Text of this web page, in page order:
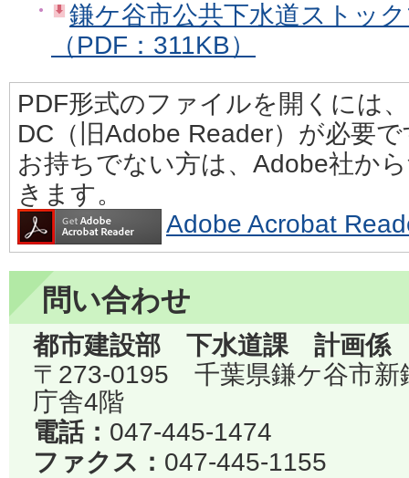
鎌ケ谷市公共下水道ストッ
（PDF：311KB）
PDF形式のファイルを開くには
DC（旧Adobe Reader）が必要
お持ちでない方は、Adobe社か
きます。
Adobe Acrobat
問い合わせ
都市建設部 下水道課 計画係
〒273-0195 千葉県鎌ケ谷市
庁舎4階
電話： 047-445-1474
ファクス： 047-445-1155